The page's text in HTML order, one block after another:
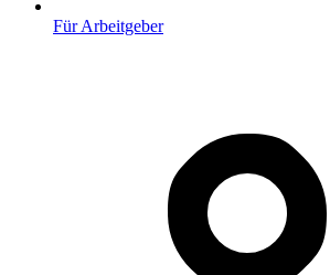
Für Arbeitgeber